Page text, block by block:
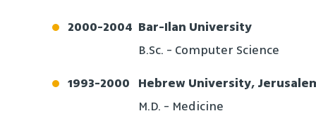
2000-2004 Bar-Ilan University
B.Sc. - Computer Science
1993-2000 Hebrew University,
M.D. - Medicine